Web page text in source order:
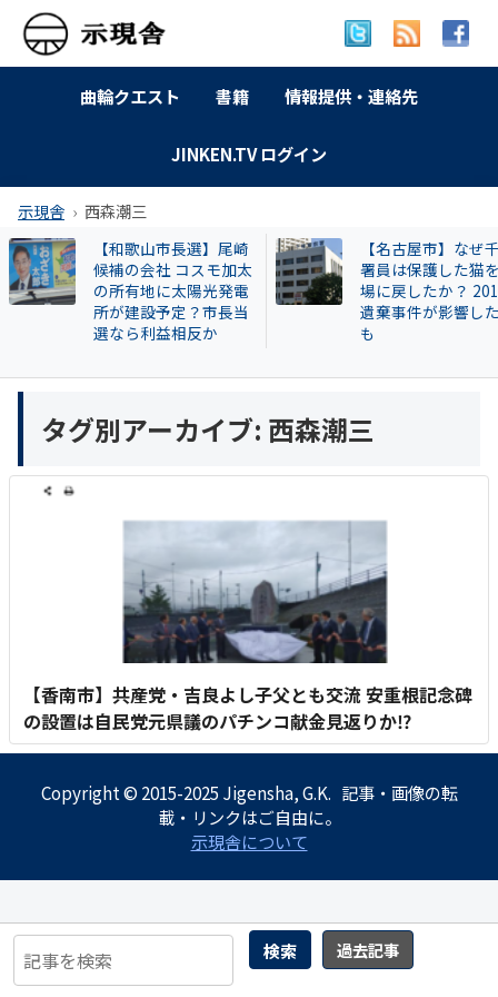
曲輪クエスト 書籍 情報提供・連絡先
JINKEN.TV ログイン
示現舎 西森潮三
【和歌山市長選】尾崎
候補の会社 コスモ加太
の所有地に太陽光発電
所が建設予定？市長当
選なら利益相反か
【名古屋市】なぜ
署員は保護した猫
場に戻したか？
遺棄事件が影響し
も
検索 過去記事
タグ別アーカイブ: 西森潮三
【香南市】共産党・吉良よし子父とも交流 安重根記念碑
の設置は自民党元県議のパチンコ献金見返りか⁉
Copyright © 2015-2025 Jigensha, G.K. 記事・画像の転
載・リンクはご自由に。
示現舎について